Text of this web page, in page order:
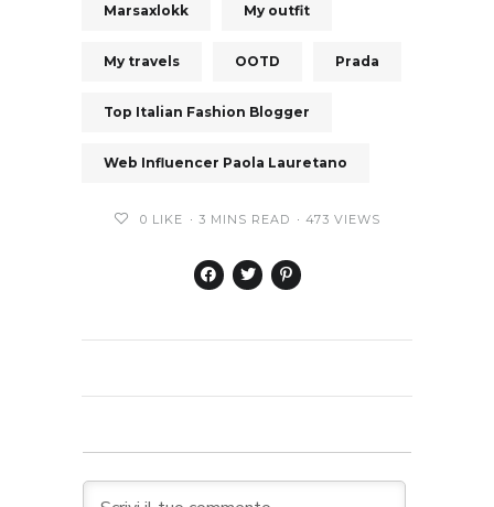
Marsaxlokk My outfit
My travels OOTD Prada
Top Italian Fashion Blogger
Web Influencer Paola Lauretano
0 LIKE 3 MINS READ 473 VIEWS